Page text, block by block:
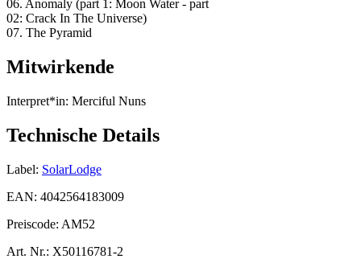
06. Anomaly (part 1: Moon Water - part
02: Crack In The Universe)
07. The Pyramid
Mitwirkende
Interpret*in: Merciful Nuns
Technische Details
Label: SolarLodge
EAN: 4042564183009
Preiscode: AM52
Art. Nr.: X50116781-2